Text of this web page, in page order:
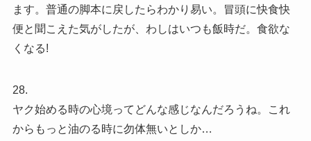
ます。普通の脚本に戻したらわかり易い。冒頭に快食快
便と聞こえた気がしたが、わしはいつも飯時だ。食欲な
くなる!
28.
ヤク始める時の心境ってどんな感じなんだろうね。これ
からもっと油のる時に勿体無いとしか…